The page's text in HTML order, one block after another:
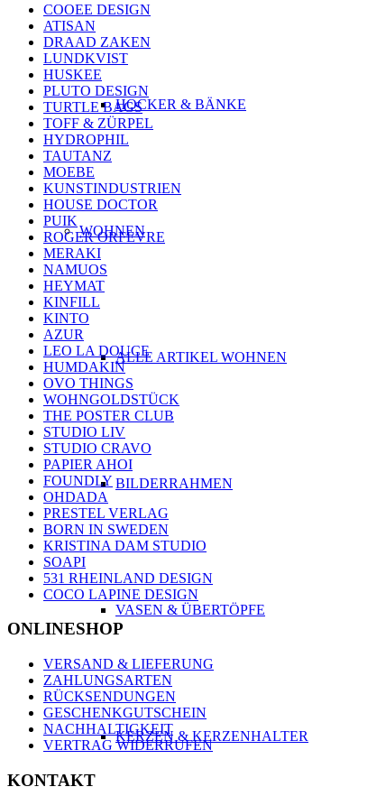
HOCKER & BÄNKE
WOHNEN
ALLE ARTIKEL WOHNEN
BILDERRAHMEN
VASEN & ÜBERTÖPFE
KERZEN & KERZENHALTER
COOEE DESIGN
ATISAN
DRAAD ZAKEN
LUNDKVIST
HUSKEE
PLUTO DESIGN
TURTLE BAGS
TOFF & ZÜRPEL
HYDROPHIL
TAUTANZ
MOEBE
KUNSTINDUSTRIEN
HOUSE DOCTOR
PUIK
ROGER ORFEVRE
MERAKI
NAMUOS
HEYMAT
KINFILL
KINTO
AZUR
LEO LA DOUCE
HUMDAKIN
OVO THINGS
WOHNGOLDSTÜCK
THE POSTER CLUB
STUDIO LIV
STUDIO CRAVO
PAPIER AHOI
FOUNDLY
OHDADA
PRESTEL VERLAG
BORN IN SWEDEN
KRISTINA DAM STUDIO
SOAPI
531 RHEINLAND DESIGN
COCO LAPINE DESIGN
ONLINESHOP
VERSAND & LIEFERUNG
ZAHLUNGSARTEN
RÜCKSENDUNGEN
GESCHENKGUTSCHEIN
NACHHALTIGKEIT
VERTRAG WIDERRUFEN
KONTAKT